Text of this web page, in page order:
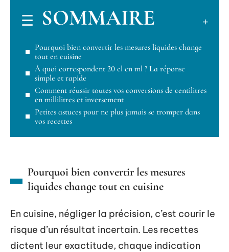
SOMMAIRE
Pourquoi bien convertir les mesures liquides change
tout en cuisine
À quoi correspondent 20 cl en ml ? La réponse
simple et rapide
Comment réussir toutes vos conversions de centilitres
en millilitres et inversement
Petites astuces pour ne plus jamais se tromper dans
vos recettes
Pourquoi bien convertir les mesures
liquides change tout en cuisine
En cuisine, négliger la précision, c’est courir le
risque d’un résultat incertain. Les recettes
dictent leur exactitude, chaque indication